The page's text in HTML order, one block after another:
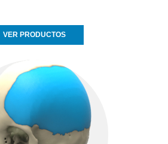
VER PRODUCTOS